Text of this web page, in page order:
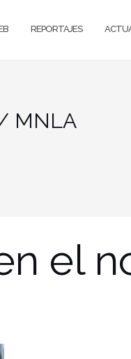
REPORTAJES
MNLA
el